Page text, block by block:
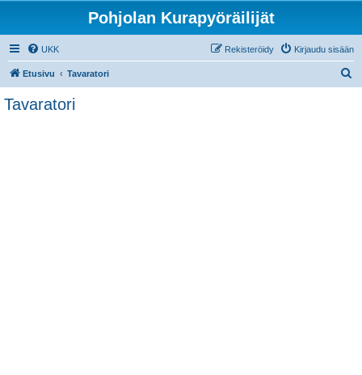
Pohjolan Kurapyöräilijät
UKK Kirjaudu sisään
Rekisteröidy
Etusivu Tavaratori
Tavaratori